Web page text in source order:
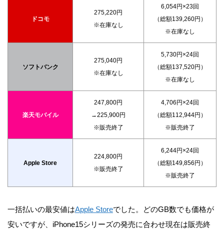
ドコモ
275,220円
※在庫なし
6,054円×23回
（総額139,260円）
※在庫なし
ソフトバンク
275,040円
※在庫なし
5,730円×24回
（総額137,520円）
※在庫なし
楽天モバイル
247,800円
→225,900円
※販売終了
4,706円×24回
（総額112,944円）
※販売終了
Apple Store
224,800円
※販売終了
6,244円×24回
（総額149,856円）
※販売終了
一括払いの最安値はApple Storeでした。どのGB数でも価格が
安いですが、iPhone15シリーズの発売に合わせ現在は販売終